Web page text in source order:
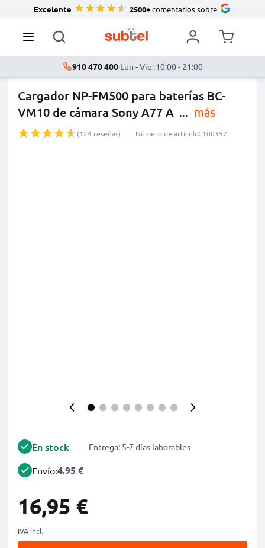
Excelente 2500+comentarios sobre
910 470 400·Lun - Vie: 10:00 - 21:00
Cargador NP-FM500 para baterías BC-
VM10 de cámara Sony A77 A ... más
(124 reseñas) Número de artículo: 100357
En stock Entrega: 5-7 días laborables
Envío:4.95 €
16,95 €
IVA incl.